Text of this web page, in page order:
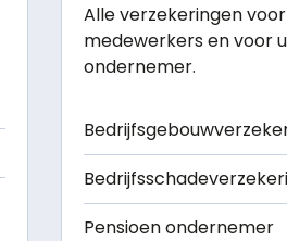
Alle verzekeringen
medewerkers en voor
ondernemer.
Pensioen ondernemer